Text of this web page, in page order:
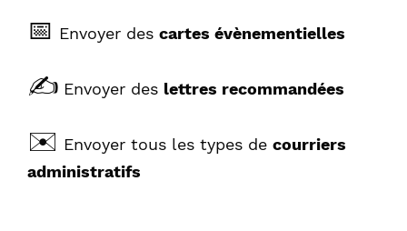
📅 Envoyer des cartes évènementielles
✍️ Envoyer des lettres recommandées
✉️ Envoyer tous les types de courriers
administratifs